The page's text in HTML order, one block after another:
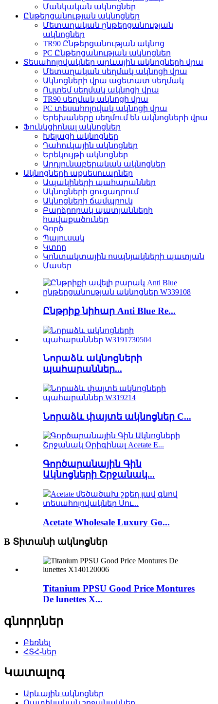
Մանկական ակնոցներ
Ընթերցանության ակնոցներ
Մետաղական ընթերցանության
ակնոցներ
TR90 Ընթերցանության ակնոց
PC Ընթերցանության ակնոցներ
Տեսահոլովակներ արևային ակնոցների վրա
Մետաղական սեղմակ ակնոցի վրա
Ակնոցների վրա ացետատ սեղմակ
Ուլտեմ սեղմակ ակնոցի վրա
TR90 սեղմակ ակնոցի վրա
PC տեսահոլովակ ակնոցի վրա
Երեխաները սեղմում են ակնոցների վրա
Ֆունկցիոնալ ակնոցներ
Խելացի ակնոցներ
Դահուկային ակնոցներ
Երեկույթի ակնոցներ
Արդյունաբերական ակնոցներ
Ակնոցների աքսեսուարներ
Ապակիների պահարաններ
Ակնոցների ցուցադրում
Ակնոցների ճամպրուկ
Բարձրորակ պատյանների
հավաքածուներ
Գործ
Պայուսակ
Կտոր
Կոնտակտային ոսպնյակների պատյան
Մասեր
Ընթրիք նիհար Anti Blue Re...
Նորաձև ակնոցների
պահարաններ...
Նորաձև փայտե ակնոցներ C...
Գործարանային Գին
Ակնոցների Շրջանակ...
Acetate Wholesale Luxury Go...
B Տիտանի ակնոցներ
Titanium PPSU Good Price Montures
De lunettes X...
գնորդներ
Բեռնել
ՀՏՀ-ներ
Կատալոգ
Արևային ակնոցներ